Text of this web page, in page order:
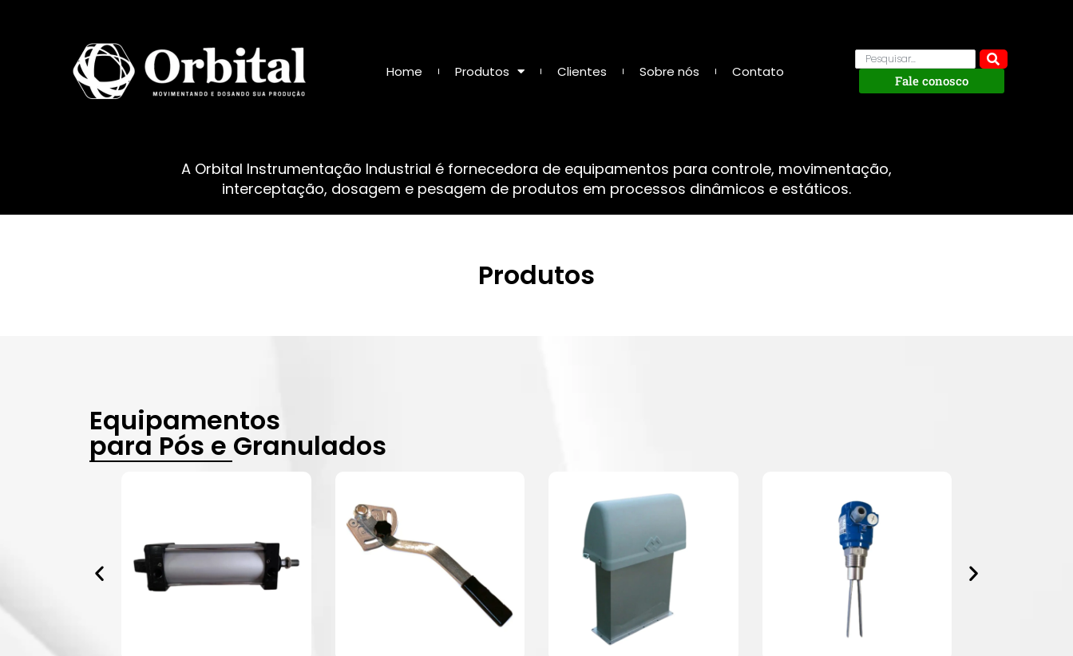
Home Produtos Clientes Sobre nós Contato
Fale conosco
A Orbital Instrumentação Industrial é fornecedora de equipamentos para controle, movimentação,
interceptação, dosagem e pesagem de produtos em processos dinâmicos e estáticos.
Produtos
Equipamentos
para Pós e Granulados